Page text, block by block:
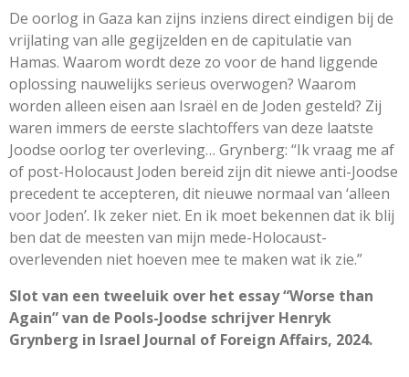
De oorlog in Gaza kan zijns inziens direct eindigen bij de
vrijlating van alle gegijzelden en de capitulatie van
Hamas. Waarom wordt deze zo voor de hand liggende
oplossing nauwelijks serieus overwogen? Waarom
worden alleen eisen aan Israël en de Joden gesteld? Zij
waren immers de eerste slachtoffers van deze laatste
Joodse oorlog ter overleving… Grynberg: “Ik vraag me af
of post-Holocaust Joden bereid zijn dit niewe anti-Joodse
precedent te accepteren, dit nieuwe normaal van ‘alleen
voor Joden’. Ik zeker niet. En ik moet bekennen dat ik blij
ben dat de meesten van mijn mede-Holocaust-
overlevenden niet hoeven mee te maken wat ik zie.”
Slot van een tweeluik over het essay “Worse than
Again” van de Pools-Joodse schrijver Henryk
Grynberg in Israel Journal of Foreign Affairs, 2024.